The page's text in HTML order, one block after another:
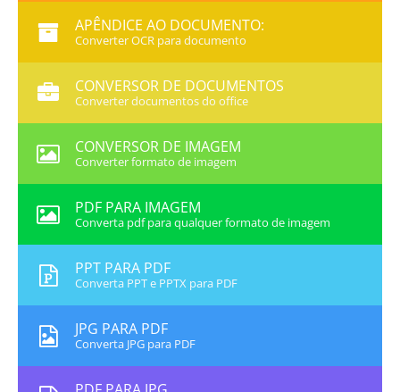
APÊNDICE AO DOCUMENTO:
Converter OCR para documento
CONVERSOR DE DOCUMENTOS
Converter documentos do office
CONVERSOR DE IMAGEM
Converter formato de imagem
PDF PARA IMAGEM
Converta pdf para qualquer formato de imagem
PPT PARA PDF
Converta PPT e PPTX para PDF
JPG PARA PDF
Converta JPG para PDF